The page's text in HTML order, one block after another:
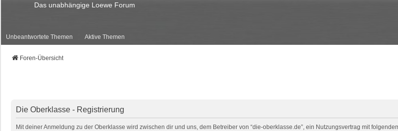
Das unabhängige Loewe Forum
Unbeantwortete Themen Aktive Themen
Foren-Übersicht
Die Oberklasse - Registrierung
Mit deiner Anmeldung zu der Oberklasse wird zwischen dir und uns, dem Betreiber von “die-oberklasse.de”, ein Nutzungsvertrag mit